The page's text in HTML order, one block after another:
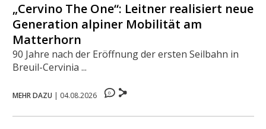
„Cervino The One“: Leitner realisiert neue
Generation alpiner Mobilität am
Matterhorn
90 Jahre nach der Eröffnung der ersten Seilbahn in
Breuil-Cervinia ...
MEHR DAZU | 04.08.2026 0